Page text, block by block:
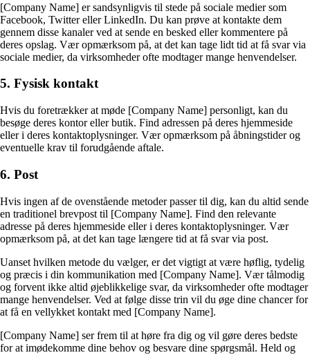
[Company Name] er sandsynligvis til stede på sociale medier som
Facebook, Twitter eller LinkedIn. Du kan prøve at kontakte dem
gennem disse kanaler ved at sende en besked eller kommentere på
deres opslag. Vær opmærksom på, at det kan tage lidt tid at få svar via
sociale medier, da virksomheder ofte modtager mange henvendelser.
5. Fysisk kontakt
Hvis du foretrækker at møde [Company Name] personligt, kan du
besøge deres kontor eller butik. Find adressen på deres hjemmeside
eller i deres kontaktoplysninger. Vær opmærksom på åbningstider og
eventuelle krav til forudgående aftale.
6. Post
Hvis ingen af de ovenstående metoder passer til dig, kan du altid sende
en traditionel brevpost til [Company Name]. Find den relevante
adresse på deres hjemmeside eller i deres kontaktoplysninger. Vær
opmærksom på, at det kan tage længere tid at få svar via post.
Uanset hvilken metode du vælger, er det vigtigt at være høflig, tydelig
og præcis i din kommunikation med [Company Name]. Vær tålmodig
og forvent ikke altid øjeblikkelige svar, da virksomheder ofte modtager
mange henvendelser. Ved at følge disse trin vil du øge dine chancer for
at få en vellykket kontakt med [Company Name].
[Company Name] ser frem til at høre fra dig og vil gøre deres bedste
for at imødekomme dine behov og besvare dine spørgsmål. Held og